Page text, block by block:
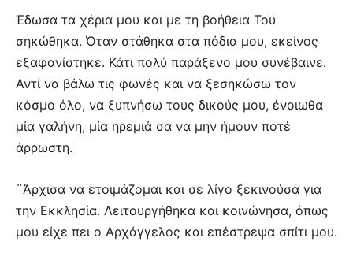
Έδωσα τα χέρια μου και με τη βοήθεια Του
σηκώθηκα. Όταν στάθηκα στα πόδια μου, εκείνος
εξαφανίστηκε. Κάτι πολύ παράξενο μου συνέβαινε.
Αντί να βάλω τις φωνές και να ξεσηκώσω τον
κόσμο όλο, να ξυπνήσω τους δικούς μου, ένοιωθα
μία γαλήνη, μία ηρεμιά σα να μην ήμουν ποτέ
άρρωστη.
¨Άρχισα να ετοιμάζομαι και σε λίγο ξεκινούσα για
την Εκκλησία. Λειτουργήθηκα και κοινώνησα, όπως
μου είχε πει ο Αρχάγγελος και επέστρεψα σπίτι μου.